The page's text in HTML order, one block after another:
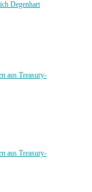
Degenhart
aus Treasury-
aus Treasury-